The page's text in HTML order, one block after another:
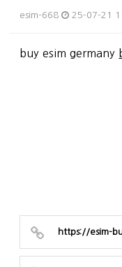
esim-668 25-07-21
본문
buy esim germany
https://esim-